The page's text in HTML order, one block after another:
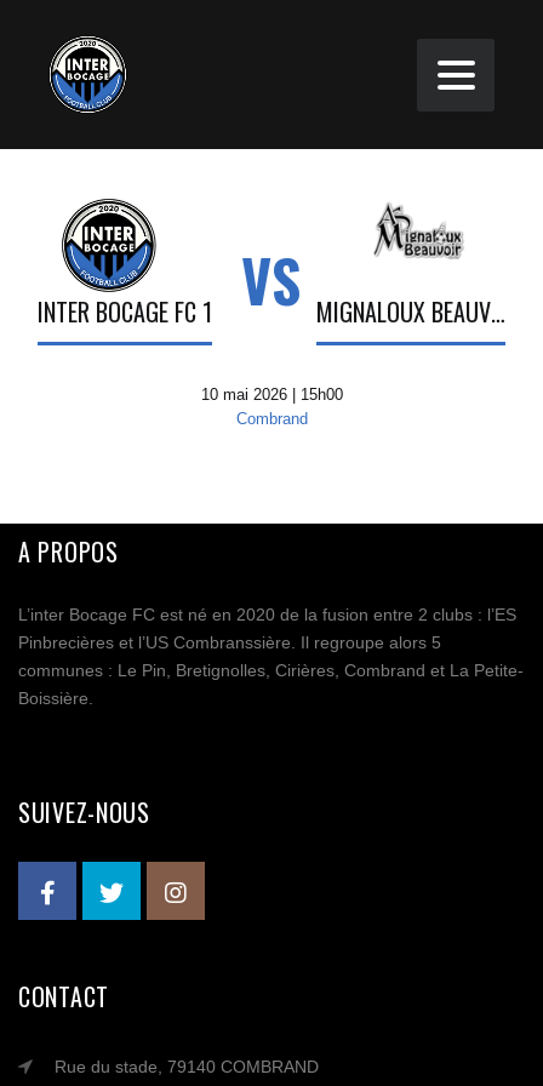
INTER BOCAGE FC 1 VS MIGNALOUX BEAUVOIR
10 mai 2026 | 15h00
Combrand
A PROPOS
L’inter Bocage FC est né en 2020 de la fusion entre 2 clubs : l’ES
Pinbrecières et l’US Combranssière. Il regroupe alors 5
communes : Le Pin, Bretignolles, Cirières, Combrand et La Petite-
Boissière.
SUIVEZ-NOUS
CONTACT
Rue du stade, 79140 COMBRAND